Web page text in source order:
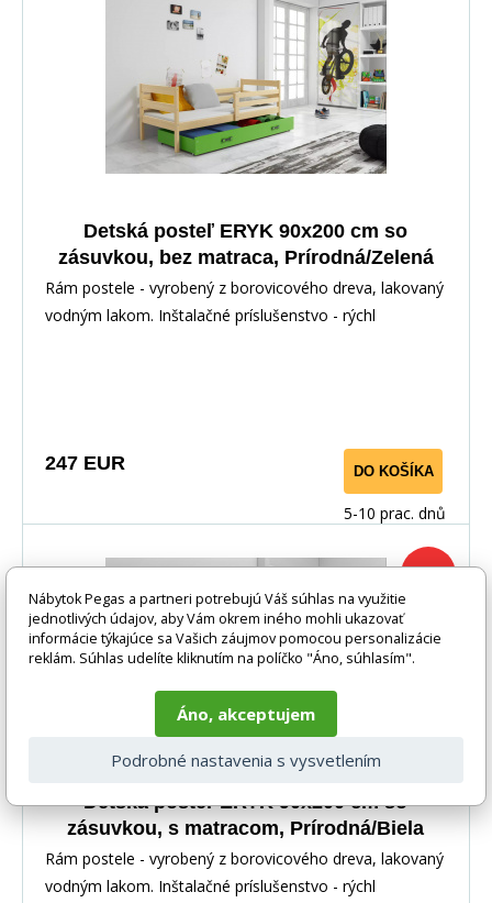
Detská posteľ ERYK 90x200 cm so
zásuvkou, bez matraca, Prírodná/Zelená
Rám postele - vyrobený z borovicového dreva, lakovaný
vodným lakom. Inštalačné príslušenstvo - rýchl
247 EUR DO KOŠÍKA
5-10 prac. dnů
-32%
Detská posteľ ERYK 90x200 cm so
zásuvkou, s matracom, Prírodná/Biela
Rám postele - vyrobený z borovicového dreva, lakovaný
vodným lakom. Inštalačné príslušenstvo - rýchl
Nábytok Pegas a partneri potrebujú Váš súhlas na využitie
jednotlivých údajov, aby Vám okrem iného mohli ukazovať
informácie týkajúce sa Vašich záujmov pomocou personalizácie
reklám. Súhlas udelíte kliknutím na políčko "Áno, súhlasím".
Áno, akceptujem
Podrobné nastavenia s vysvetlením